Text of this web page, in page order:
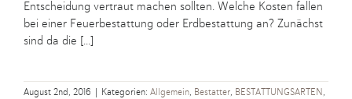
Entscheidung vertraut machen sollten. Welche Kosten fallen
bei einer Feuerbestattung oder Erdbestattung an? Zunächst
sind da die [...]
August 2nd, 2016 Kategorien: Allgemein, Bestatter, BESTATTUNGSARTEN,